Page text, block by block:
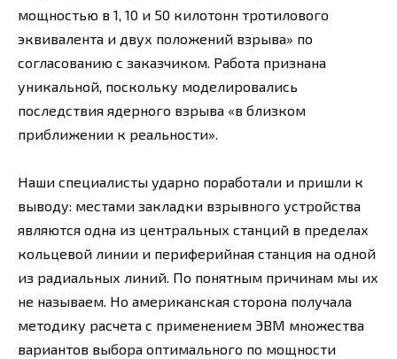
мощностью в 1, 10 и 50 килотонн тротилового
эквивалента и двух положений взрыва» по
согласованию с заказчиком. Работа признана
уникальной, поскольку моделировались
последствия ядерного взрыва «в близком
приближении к реальности».
Наши специалисты ударно поработали и пришли к
выводу: местами закладки взрывного устройства
являются одна из центральных станций в пределах
кольцевой линии и периферийная станция на одной
из радиальных линий. По понятным причинам мы их
не называем. Но американская сторона получала
методику расчета с применением ЭВМ множества
вариантов выбора оптимального по мощности